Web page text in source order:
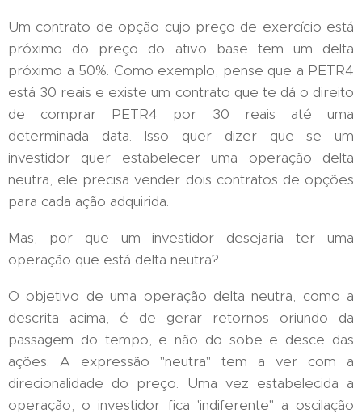
Um contrato de opção cujo preço de exercício está
próximo do preço do ativo base tem um delta
próximo a 50%. Como exemplo, pense que a PETR4
está 30 reais e existe um contrato que te dá o direito
de comprar PETR4 por 30 reais até uma
determinada data. Isso quer dizer que se um
investidor quer estabelecer uma operação delta
neutra, ele precisa vender dois contratos de opções
para cada ação adquirida.
Mas, por que um investidor desejaria ter uma
operação que está delta neutra?
O objetivo de uma operação delta neutra, como a
descrita acima, é de gerar retornos oriundo da
passagem do tempo, e não do sobe e desce das
ações. A expressão "neutra" tem a ver com a
direcionalidade do preço. Uma vez estabelecida a
operação, o investidor fica 'indiferente" a oscilação